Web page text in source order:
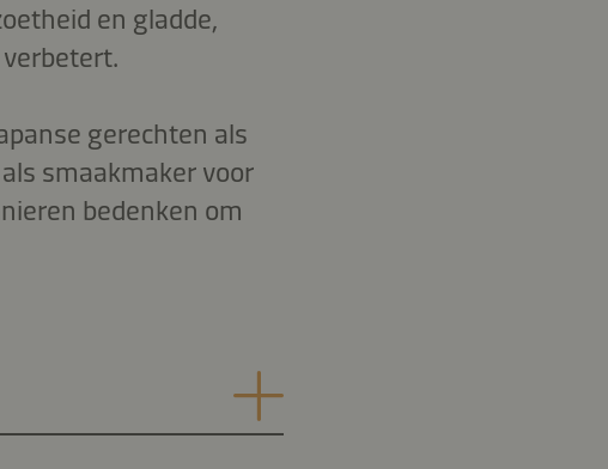
en gladde,
gerechten als
smaakmaker voor
bedenken om